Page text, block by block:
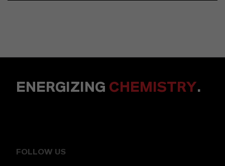
ENERGIZING CHEMISTRY.
FOLLOW US